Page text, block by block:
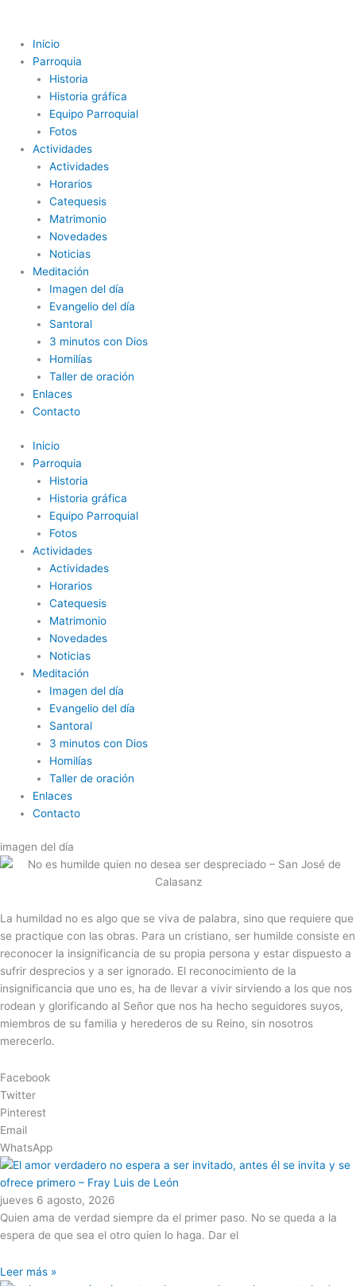
contenido
Inicio
Parroquia
Historia
Historia gráfica
Equipo Parroquial
Fotos
Actividades
Actividades
Horarios
Catequesis
Matrimonio
Novedades
Noticias
Meditación
Imagen del día
Evangelio del día
Santoral
3 minutos con Dios
Homilías
Taller de oración
Enlaces
Contacto
Inicio
Parroquia
Historia
Historia gráfica
Equipo Parroquial
Fotos
Actividades
Actividades
Horarios
Catequesis
Matrimonio
Novedades
Noticias
Meditación
Imagen del día
Evangelio del día
Santoral
3 minutos con Dios
Homilías
Taller de oración
Enlaces
Contacto
imagen del día
La humildad no es algo que se viva de palabra, sino que requiere que
se practique con las obras. Para un cristiano, ser humilde consiste en
reconocer la insignificancia de su propia persona y estar dispuesto a
sufrir desprecios y a ser ignorado. El reconocimiento de la
insignificancia que uno es, ha de llevar a vivir sirviendo a los que nos
rodean y glorificando al Señor que nos ha hecho seguidores suyos,
miembros de su familia y herederos de su Reino, sin nosotros
merecerlo.
Facebook
Twitter
Pinterest
Email
WhatsApp
jueves 6 agosto, 2026
Quien ama de verdad siempre da el primer paso. No se queda a la
espera de que sea el otro quien lo haga. Dar el
Leer más »